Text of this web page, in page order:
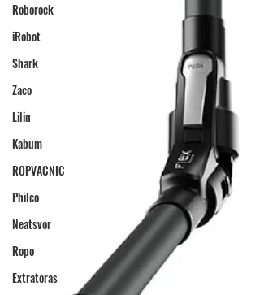
Roborock
iRobot
Shark
Zaco
Lilin
Kabum
ROPVACNIC
Philco
Neatsvor
Ropo
Extratoras